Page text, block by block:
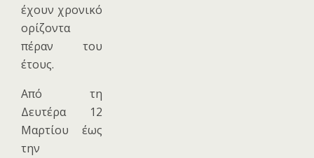
έχουν χρονικό
ορίζοντα
πέραν του
έτους.
Από τη
Δευτέρα 12
Μαρτίου έως
την